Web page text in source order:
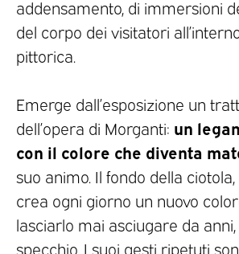
addensamento, di immersioni
del corpo dei visitatori
pittorica.
Emerge dall’esposizione un
dell’opera di Morganti: un
con il colore che diventa
suo animo. Il fondo della ciotola,
crea ogni giorno un nuovo
lasciarlo mai asciugare da
specchio. I suoi gesti ripetuti